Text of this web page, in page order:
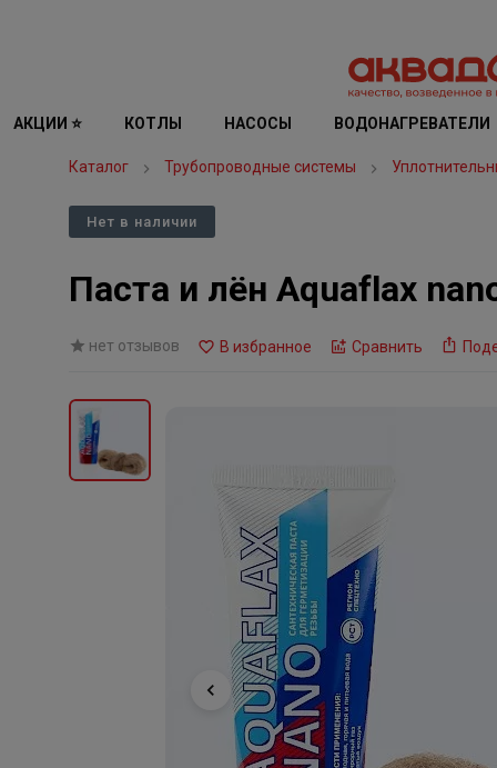
АКЦИИ ⭐ КОТЛЫ НАСОСЫ ВОДОНАГРЕВАТЕЛИ
Каталог Трубопроводные системы
Нет в наличии
Паста и лён Aquaflax
нет отзывов В избранное Сравнить